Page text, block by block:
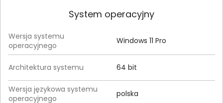
System operacyjny
Wersja systemu
operacyjnego
Windows 11 Pro
Architektura systemu 64 bit
Wersja językowa systemu
operacyjnego
polska